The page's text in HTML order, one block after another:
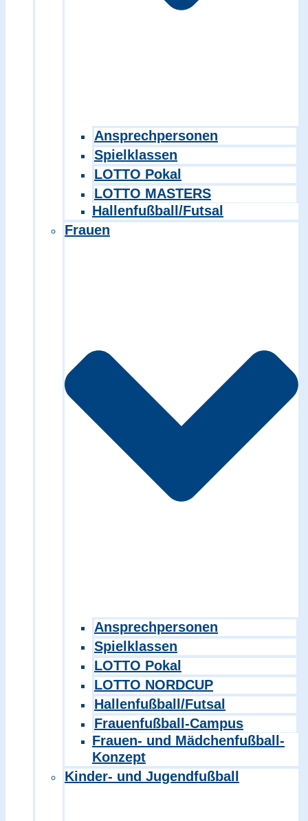
Ansprechpersonen
Spielklassen
LOTTO Pokal
LOTTO MASTERS
Hallenfußball/Futsal
Frauen
Ansprechpersonen
Spielklassen
LOTTO Pokal
LOTTO NORDCUP
Hallenfußball/Futsal
Frauenfußball-Campus
Frauen- und Mädchenfußball-
Konzept
Kinder- und Jugendfußball